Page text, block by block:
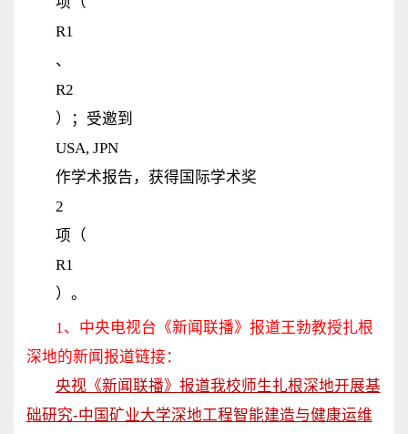
R1
、
R2
）；受邀到
USA, JPN
作学术报告，获得国际学术奖
2
项（
R1
）。
1、中央电视台 《新闻联播》 报道王勃教授扎根
深地的新闻报道链接：
央视《新闻联播》报道我校师生扎根深地开展基
础研究-中国矿业大学深地工程智能建造与健康运维